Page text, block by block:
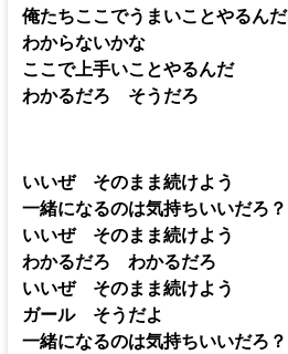
俺たちここでうまいことやるんだ
わからないかな
ここで上手いことやるんだ
わかるだろ そうだろ
いいぜ そのまま続けよう
一緒になるのは気持ちいいだろ？
いいぜ そのまま続けよう
わかるだろ わかるだろ
いいぜ そのまま続けよう
ガール そうだよ
一緒になるのは気持ちいいだろ？